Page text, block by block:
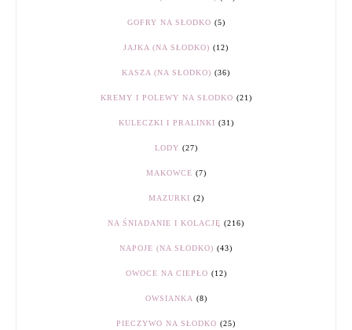
GOFRY NA SŁODKO (5)
JAJKA (NA SŁODKO) (12)
KASZA (NA SŁODKO) (36)
KREMY I POLEWY NA SŁODKO (21)
KULECZKI I PRALINKI (31)
LODY (27)
MAKOWCE (7)
MAZURKI (2)
NA ŚNIADANIE I KOLACJĘ (216)
NAPOJE (NA SŁODKO) (43)
OWOCE NA CIEPŁO (12)
OWSIANKA (8)
PIECZYWO NA SŁODKO (25)